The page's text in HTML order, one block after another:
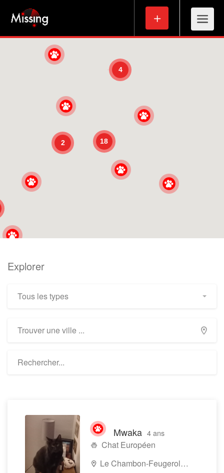
Explorer
Tous les types
Mwaka 4 ans
Chat Européen
Le Chambon-Feugerolles, 42500
18
4
2